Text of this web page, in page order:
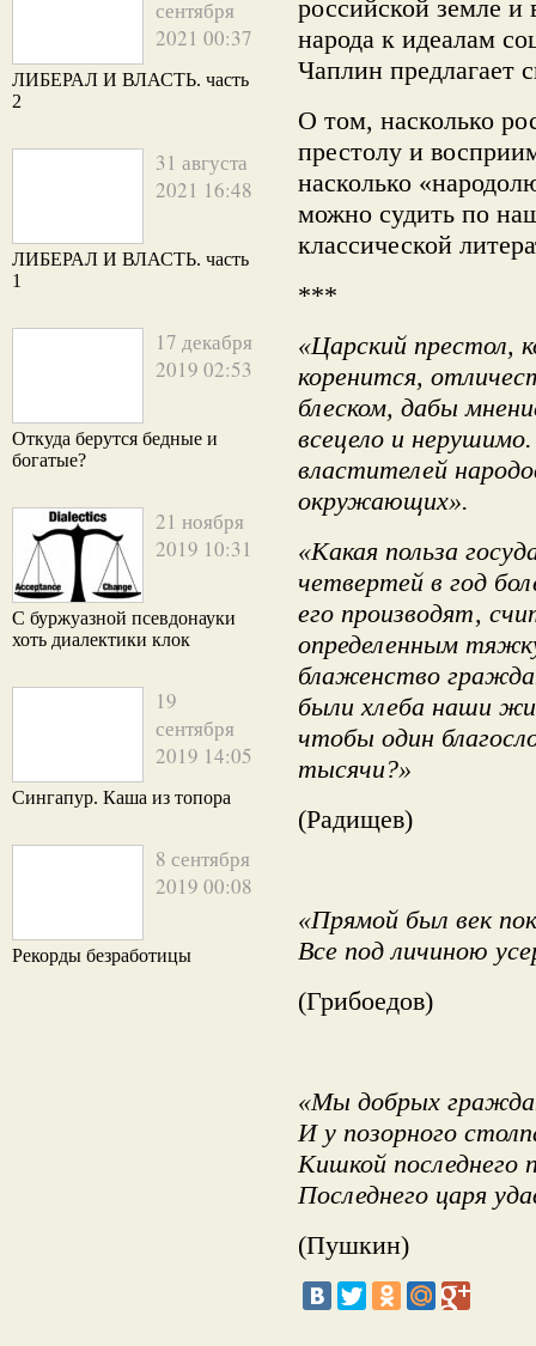
сентября
2021 00:37
ЛИБЕРАЛ И ВЛАСТЬ. часть
2
31 августа
2021 16:48
ЛИБЕРАЛ И ВЛАСТЬ. часть
1
17 декабря
2019 02:53
Откуда берутся бедные и
богатые?
21 ноября
2019 10:31
С буржуазной псевдонауки
хоть диалектики клок
19
сентября
2019 14:05
Сингапур. Каша из топора
8 сентября
2019 00:08
Рекорды безработицы
российской земле и
народа к идеалам
Чаплин предлагает
О том, насколько
престолу и
насколько
можно судить по
классической
***
«Царский престол,
коренится,
блеском, дабы
всецело и
властителей
окружающих».
«Какая польза
четвертей в год
его производят,
определенным
блаженство
были хлеба наши
чтобы один
тысячи?»
(Радищев)
«Прямой был век
Все под личиною
(Грибоедов)
«Мы добрых
И у позорного
Кишкой последнего
Последнего царя
(Пушкин)